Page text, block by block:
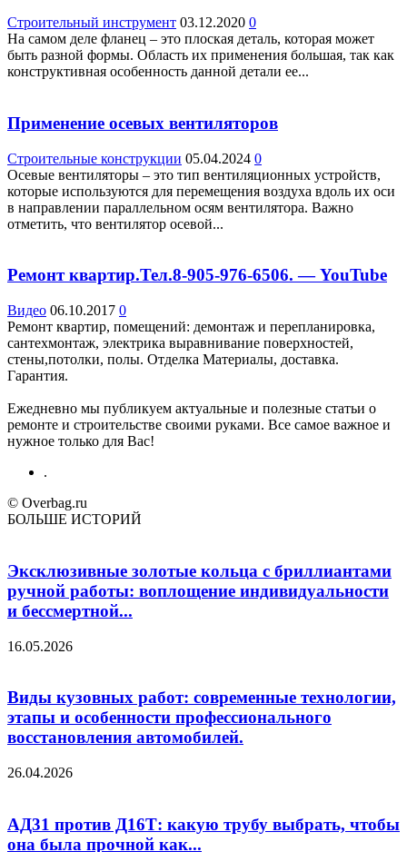
Строительный инструмент 03.12.2020 0
На самом деле фланец – это плоская деталь, которая может
быть разной формы. Область их применения большая, так как
конструктивная особенность данной детали ее...
Применение осевых вентиляторов
Строительные конструкции 05.04.2024 0
Осевые вентиляторы – это тип вентиляционных устройств,
которые используются для перемещения воздуха вдоль их оси
в направлении параллельном осям вентилятора. Важно
отметить, что вентилятор осевой...
Ремонт квартир.Тел.8-905-976-6506. — YouTube
Видео 06.10.2017 0
Ремонт квартир, помещений: демонтаж и перепланировка,
сантехмонтаж, электрика выравнивание поверхностей,
стены,потолки, полы. Отделка Материалы, доставка.
Гарантия.
Ежедневно мы публикуем актуальные и полезные статьи о
ремонте и строительстве своими руками. Все самое важное и
нужное только для Вас!
.
© Overbag.ru
БОЛЬШЕ ИСТОРИЙ
Эксклюзивные золотые кольца с бриллиантами
ручной работы: воплощение индивидуальности
и бессмертной...
16.05.2026
Виды кузовных работ: современные технологии,
этапы и особенности профессионального
восстановления автомобилей.
26.04.2026
АД31 против Д16Т: какую трубу выбрать, чтобы
она была прочной как...